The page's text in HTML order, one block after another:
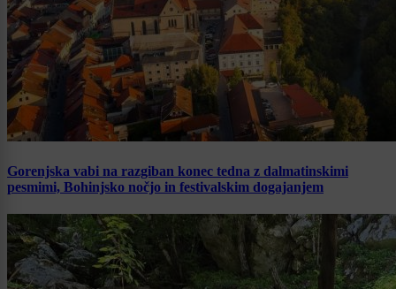
Gorenjska vabi na razgiban konec tedna z dalmatinskimi
pesmimi, Bohinjsko nočjo in festivalskim dogajanjem